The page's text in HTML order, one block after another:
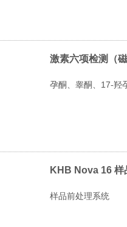
激素六项检测（磁
孕酮、睾酮、17-羟
KHB Nova 16 样
样品前处理系统